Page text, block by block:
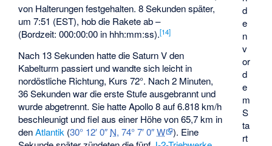
d
e
n
v
or
d
e
m
S
ta
rt
von Halterungen festgehalten. 8 Sekunden später,
um 7:51 (EST), hob die Rakete ab –
(Bordzeit: 000:00:00 in hhh:mm:ss).[14]
Nach 13 Sekunden hatte die Saturn V den
Kabelturm passiert und wandte sich leicht in
nordöstliche Richtung, Kurs 72°. Nach 2 Minuten,
36 Sekunden war die erste Stufe ausgebrannt und
wurde abgetrennt. Sie hatte Apollo 8 auf 6.818 km/h
beschleunigt und fiel aus einer Höhe von 65,7 km in
denAtlantik (30° 12′ 0″ N,74° 7′ 0″W
). Eine